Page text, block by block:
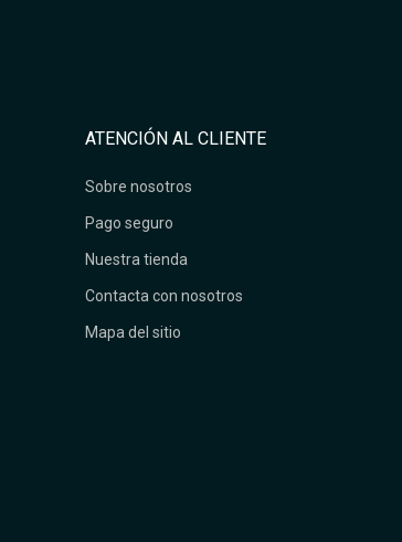
ATENCIÓN AL CLIENTE
Sobre nosotros
Pago seguro
Nuestra tienda
Contacta con nosotros
Mapa del sitio